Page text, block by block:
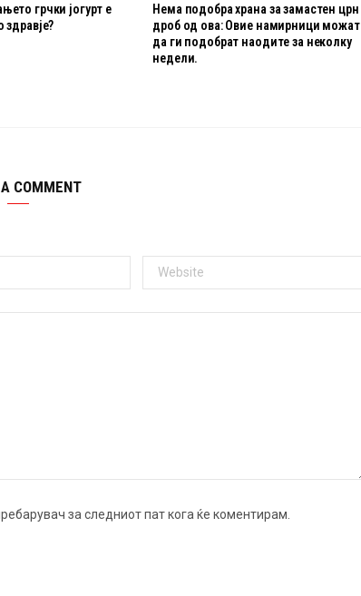
грчки јогурт е
Нема подобра храна за замастен црн
дроб од ова: Овие намирници можат
да ги подобрат наодите за неколку
недели.
COMMENT
за следниот пат кога ќе коментирам.